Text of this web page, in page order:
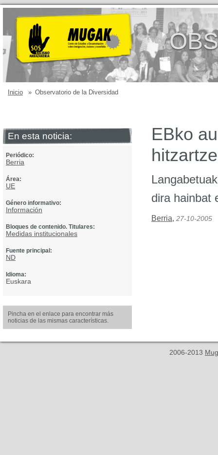
Inicio » Observatorio de la Diversidad
En esta noticia:
Periódico:
Berria
Área:
UE
Género informativo:
Información
Bloques de contenido. Titulares:
Medidas institucionales
Fuente principal:
ND
Idioma:
Euskara
Pincha en el enlace para encontrar más
noticias de las mismas características.
EBko
dira hainbat
Berria, 27-10-2005
2006-2013